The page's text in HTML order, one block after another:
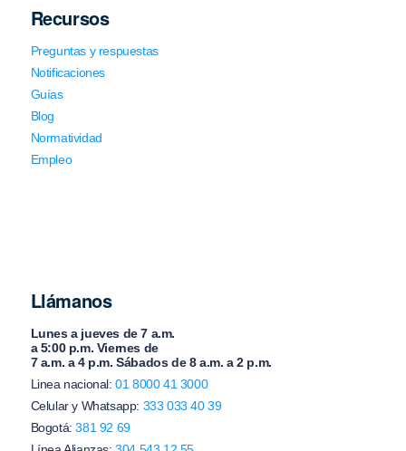
Recursos
Preguntas y respuestas
Notificaciones
Guías
Blog
Normatividad
Empleo
Llámanos
Lunes a jueves de 7 a.m.
a 5:00 p.m. Viernes de
7 a.m. a 4 p.m. Sábados de 8 a.m. a 2 p.m.
Linea nacional:01 8000 41 3000
Celular y Whatsapp: 333 033 40 39
Bogotá:381 92 69